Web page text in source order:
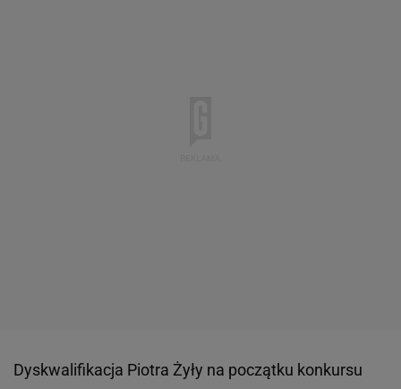
Dyskwalifikacja Piotra Żyły na początku konkursu